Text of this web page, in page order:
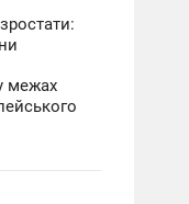
межах